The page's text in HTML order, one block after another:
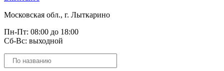
Московская обл., г. Лыткарино
Пн-Пт: 08:00 до 18:00
Сб-Вс: выходной
Поиск
товаров